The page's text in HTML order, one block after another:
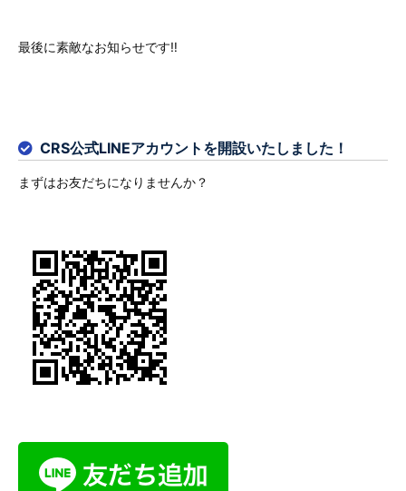
最後に素敵なお知らせです‼
CRS公式LINEアカウントを開設いたしました！
まずはお友だちになりませんか？